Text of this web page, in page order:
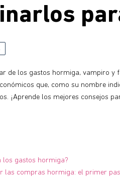
de los gastos hormiga, vampiro y
que, como su nombre
¡Aprende los mejores consejos
los gastos hormiga?
las compras hormiga: el primer